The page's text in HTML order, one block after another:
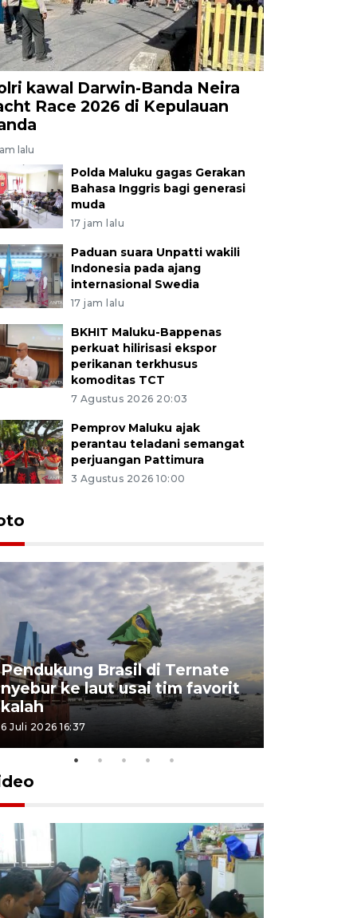
kawal Darwin-Banda Neira
Race 2026 di Kepulauan
lalu
Polda Maluku gagas Gerakan
Bahasa Inggris bagi generasi
muda
17 jam lalu
Paduan suara Unpatti wakili
Indonesia pada ajang
internasional Swedia
17 jam lalu
BKHIT Maluku-Bappenas
perkuat hilirisasi ekspor
perikanan terkhusus
komoditas TCT
7 Agustus 2026 20:03
Pemprov Maluku ajak
perantau teladani semangat
perjuangan Pattimura
3 Agustus 2026 10:00
Pendukung Brasil di Ternate
nyebur ke laut usai tim favorit
kalah
6 Juli 2026 16:37